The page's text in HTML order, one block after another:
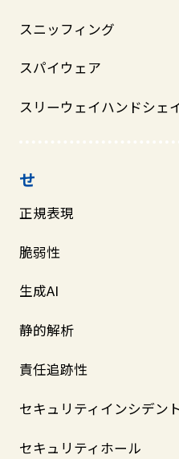
スニッフィング
スパイウェア
スリーウェイハンドシェ
せ
正規表現
脆弱性
生成AI
静的解析
責任追跡性
セキュリティインシデント
セキュリティホール